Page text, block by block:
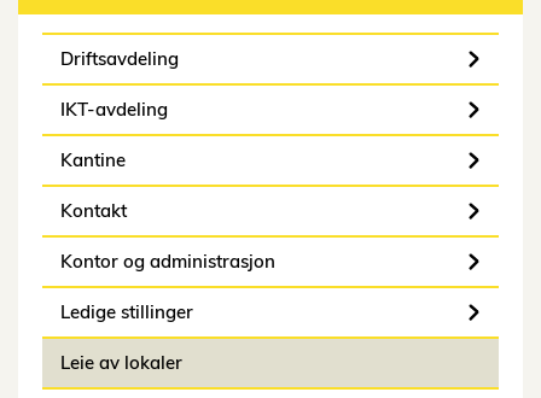
Driftsavdeling
IKT-avdeling
Kantine
Kontakt
Kontor og administrasjon
Ledige stillinger
Leie av lokaler